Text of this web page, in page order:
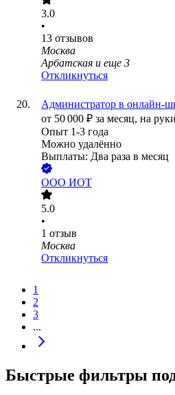
3.0
•
13 отзывов
Москва
Арбатская и еще 3
Откликнуться
Администратор в онлайн-
от 50 000 ₽ за месяц, на руки
Опыт 1-3 года
Можно удалённо
Выплаты: Два раза в месяц
ООО ИОТ
5.0
•
1 отзыв
Москва
Откликнуться
1
2
3
...
Быстрые фильтры